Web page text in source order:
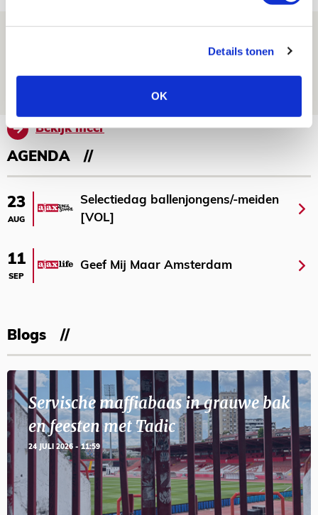
Details tonen
OK
07 AUGUSTUS 2026 - 08:30
Bekijk meer
AGENDA
23
AUG
Selectiedag ballenjongens/-meiden
[VOL]
11
SEP
Geef Mij Maar Amsterdam
Blogs
Servische maffiabaas in grauwe bak
en feesten met Tadic
24 JULI 2026 - 11:59